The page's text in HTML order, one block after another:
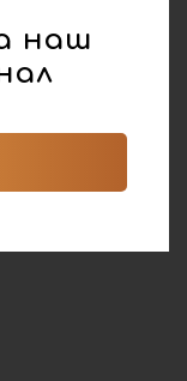
email).
наш